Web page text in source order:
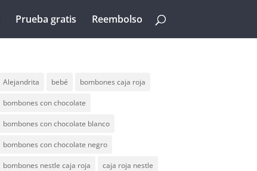
Prueba gratis Reembolso
Alejandrita bebé bombones caja roja
bombones con chocolate
bombones con chocolate blanco
bombones con chocolate negro
bombones nestle caja roja caja roja nestle